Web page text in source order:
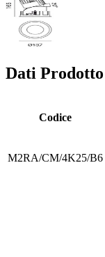
Dati Prodotto
Codice
M2RA/CM/4K25/B6